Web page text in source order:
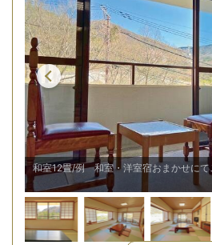
和室12畳/例 和室・洋室宿おまかせにて